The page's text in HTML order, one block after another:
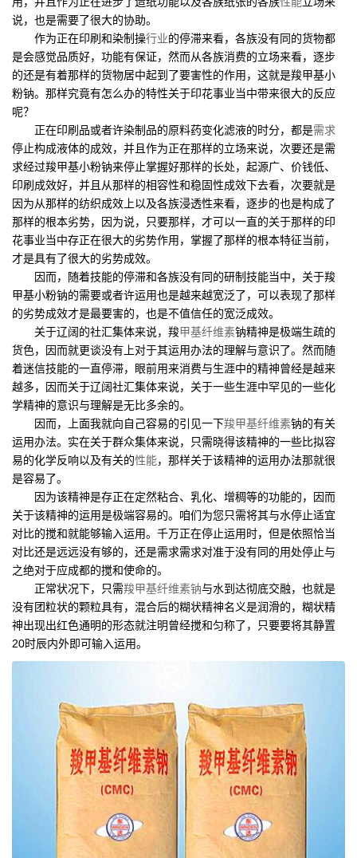
说，也是需要了很大的协助。
作为正在印刷和染制操行业的停滞来看，各族没有同的货物都
是会感觉品质好，功能有保证，然而从各族消费的立场来看，逐步
的还是有着那样的货物居中起到了要害性的作用，这就是羧甲基小
粉钠。那样究竟有怎么办的特性关于印花事业当中带来很大的反应
呢？
正在印刷品或者许染制品的原料药变化滤液的时分，都是需求
停止构成液体的成效，并且作为正在那样的立场来说，次要还是需
求经过羧甲基小粉钠来停止掌握好那样的长处，起源广、价钱低、
印刷成效好，并且从那样的相容性和稳固性成效下去看，次要就是
因为从那样的纺织成效上以及各族浸透性来看，逐步的也是构成了
那样的根本劣势，因为说，只要那样，才可以一直的关于那样的印
花事业当中存正在很大的劣势作用，掌握了那样的根本特征当前，
才是具有了很大的劣势成效。
因而，随着技能的停滞和各族没有同的研制技能当中，关于羧
甲基小粉钠的需要或者许运用也是越来越宽泛了，可以表现了那样
的劣势成效才是最要害的，也是不值信任的宽泛成效。
关于辽阔的社汇集体来说，羧甲基纤维素钠精神是极端生疏的
货色，因而就更谈没有上对于其运用办法的理解与意识了。然而随
着迷信技能的一直停滞，眼前用来消费与生涯中的精神曾经是越来
越多，因而关于辽阔社汇集体来说，关于一些生涯中罕见的一些化
学精神的意识与理解是无比多余的。
因而，上面我就向自己容易的引见一下羧甲基纤维素钠的有关
运用办法。实在关于群众集体来说，只需晓得该精神的一些比拟容
易的化学反响以及有关的性能，那样关于该精神的运用办法那就很
是容易了。
因为该精神是存正在定然粘合、乳化、增稠等的功能的，因而
关于该精神的运用是极端容易的。咱们为您只需将其与水停止适宜
对比的搅和就能够输入运用。千万正在停止运用时，但是依照恰当
对比还是远远没有够的，还是需求需求对准于没有同的用处停止与
之绝对于应成都的搅和使命的。
正常状况下，只需羧甲基纤维素钠与水到达彻底交融，也就是
没有团粒状的颗粒具有，混合后的糊状精神名义是润滑的，糊状精
神出现出红色通明的形态就注明曾经搅和匀称了，只要要将其静置
20时辰内外即可输入运用。